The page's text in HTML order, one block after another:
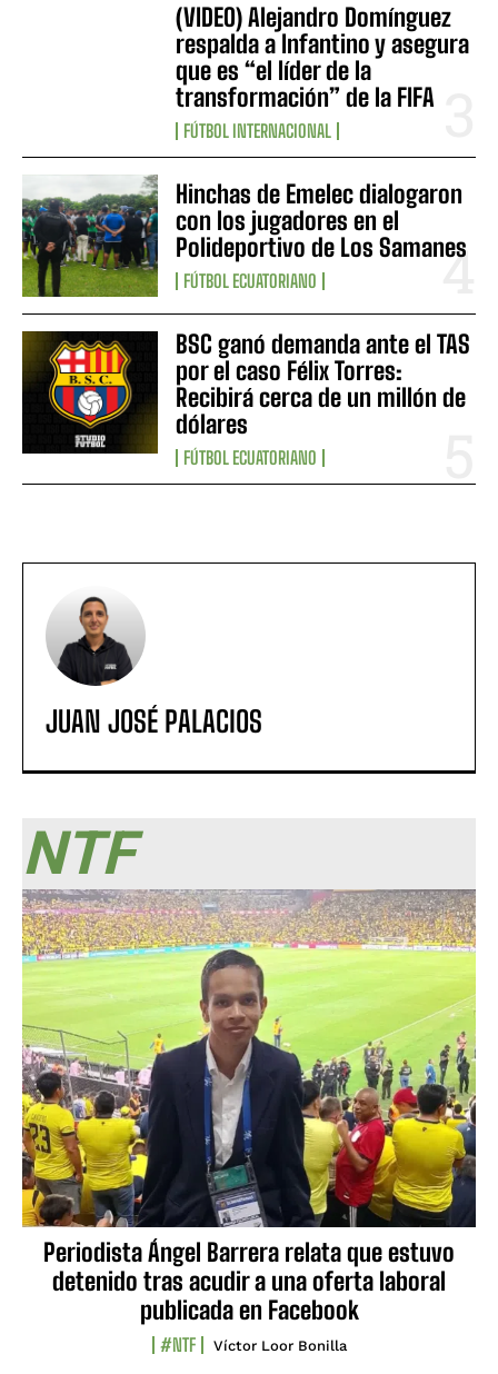
(VIDEO) Alejandro Domínguez
respalda a Infantino y asegura
que es “el líder de la
transformación” de la FIFA
FÚTBOL INTERNACIONAL
Hinchas de Emelec dialogaron
con los jugadores en el
Polideportivo de Los Samanes
FÚTBOL ECUATORIANO
BSC ganó demanda ante el TAS
por el caso Félix Torres:
Recibirá cerca de un millón de
dólares
FÚTBOL ECUATORIANO
JUAN JOSÉ PALACIOS
NTF
Periodista Ángel Barrera relata que estuvo
detenido tras acudir a una oferta laboral
publicada en Facebook
#NTF Víctor Loor Bonilla